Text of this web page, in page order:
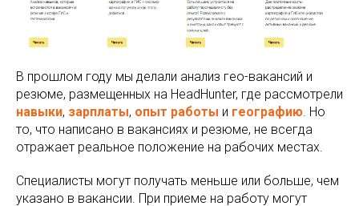
В прошлом году мы делали анализ гео-вакансий и
резюме, размещенных на HeadHunter, где рассмотрели
навыки, зарплаты, опыт работы и географию . Но
то, что написано в вакансиях и резюме, не всегда
отражает реальное положение на рабочих местах.
Специалисты могут получать меньше или больше, чем
указано в вакансии. При приеме на работу могут